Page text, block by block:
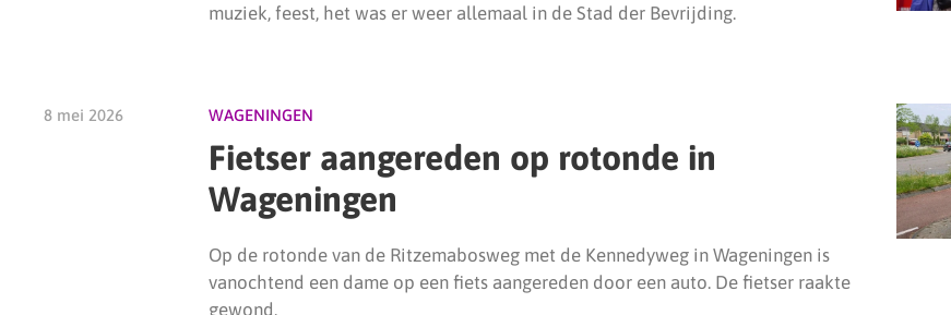
muziek, feest, het was er weer allemaal in de Stad der Bevrijding.
8 mei 2026 WAGENINGEN
Fietser aangereden op rotonde in
Wageningen
Op de rotonde van de Ritzemabosweg met de Kennedyweg in Wageningen is
vanochtend een dame op een fiets aangereden door een auto. De fietser raakte
gewond.